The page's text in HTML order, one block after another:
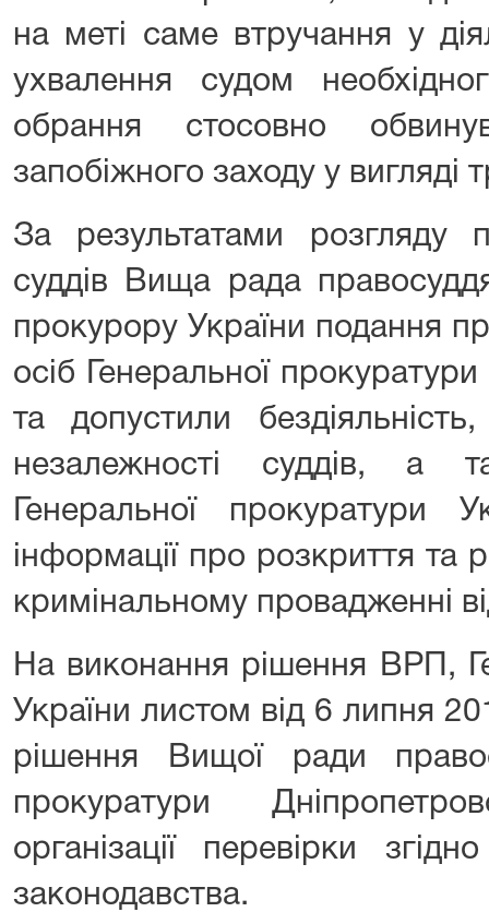
на меті саме втручання у
ухвалення судом
обрання стосовно
запобіжного заходу у вигляді
За результатами розгляду
суддів Вища рада
прокурору України подання
осіб Генеральної прокуратури
та допустили
незалежності суддів, а
Генеральної прокуратури
інформації про розкриття та
кримінальному провадженні
На виконання рішення ВРП,
України листом від 6 липня
рішення Вищої ради
прокуратури
організації перевірки
законодавства.